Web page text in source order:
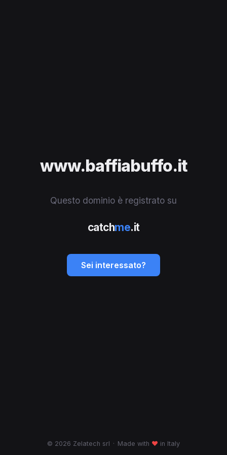
www.baffiabuffo.it
Questo dominio è registrato su
catchme.it
Sei interessato?
© 2026 Zelatech srl · Made with ♥ in Italy